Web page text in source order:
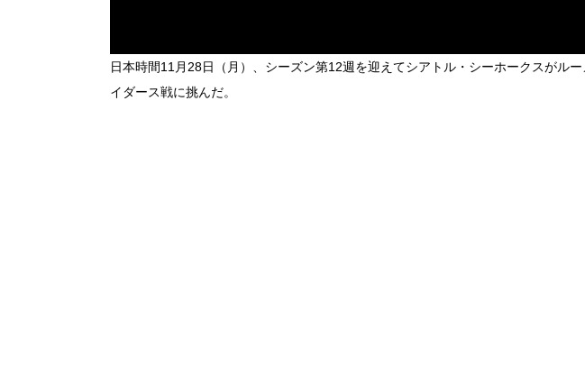
日本時間11月28日（月）、シーズン第12週を迎えてシアトル・シーホークスがル
イダース戦に挑んだ。